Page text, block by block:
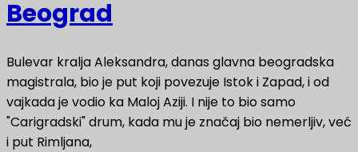
Beograd
Bulevar kralja Aleksandra, danas glavna beogradska
magistrala, bio je put koji povezuje Istok i Zapad, i od
vajkada je vodio ka Maloj Aziji. I nije to bio samo
"Carigradski" drum, kada mu je značaj bio nemerljiv, već
i put Rimljana,